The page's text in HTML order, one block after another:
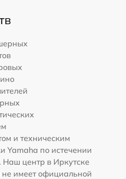
и техническим
Yamaha по истечении
Наш центр в Иркутске
не имеет официальной